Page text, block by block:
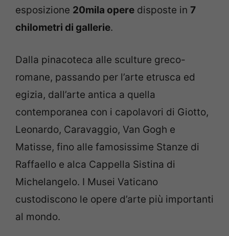
esposizione 20mila opere disposte in 7
chilometri di gallerie.
Dalla pinacoteca alle sculture greco-
romane, passando per l’arte etrusca ed
egizia, dall’arte antica a quella
contemporanea con i capolavori di Giotto,
Leonardo, Caravaggio, Van Gogh e
Matisse, fino alle famosissime Stanze di
Raffaello e alca Cappella Sistina di
Michelangelo. I Musei Vaticano
custodiscono le opere d’arte più importanti
al mondo.